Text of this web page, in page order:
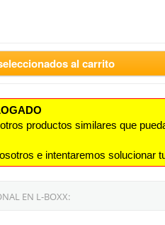
al carrito
productos similares que
e intentaremos solucionar
EN L-BOXX: